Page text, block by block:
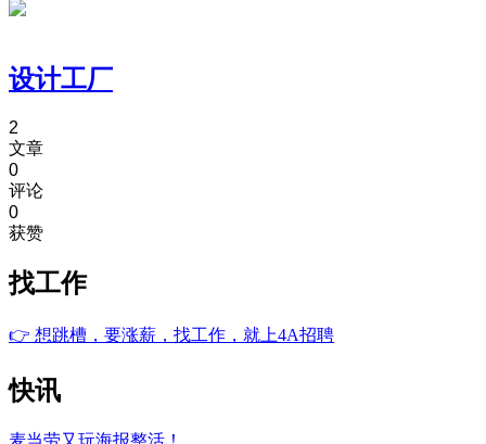
设计工厂
2
文章
0
评论
0
获赞
找工作
👉 想跳槽，要涨薪，找工作，就上4A招聘
快讯